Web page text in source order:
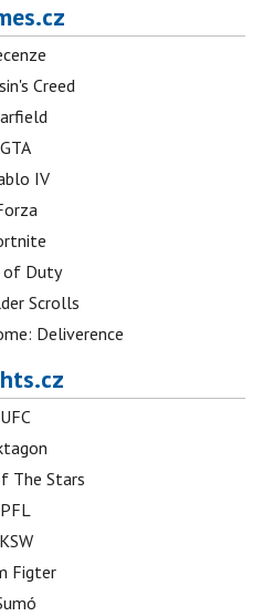
Creed
GTA
IV
of Duty
Scrolls
Deliverence
UFC
The Stars
PFL
KSW
Figter